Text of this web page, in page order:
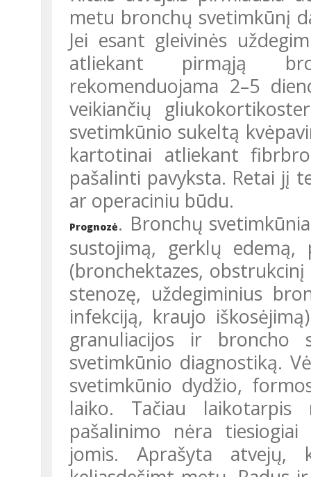
metu bronchų svetimkūnį
Jei esant gleivinės
atliekant pirmąją
rekomenduojama 2–5
veikiančių
svetimkūnio sukeltą
kartotinai atliekant
pašalinti pavyksta. Retai jį
ar operaciniu būdu.
Prognozė. Bronchų
sustojimą, gerklų
(bronchektazes,
stenozę, uždegiminius
infekciją, kraujo
granuliacijos ir broncho
svetimkūnio diagnostiką.
svetimkūnio dydžio,
laiko. Tačiau
pašalinimo nėra tiesiogiai
jomis. Aprašyta atvejų,